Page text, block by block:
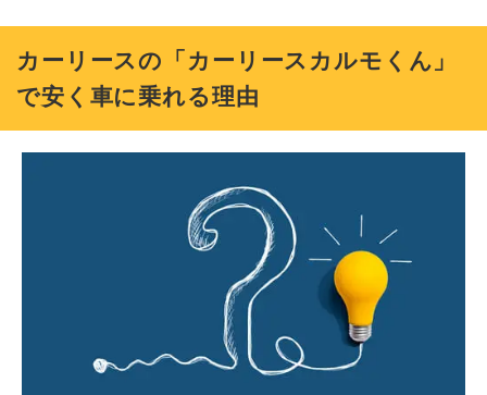
カーリースの「カーリースカルモくん」
で安く車に乗れる理由